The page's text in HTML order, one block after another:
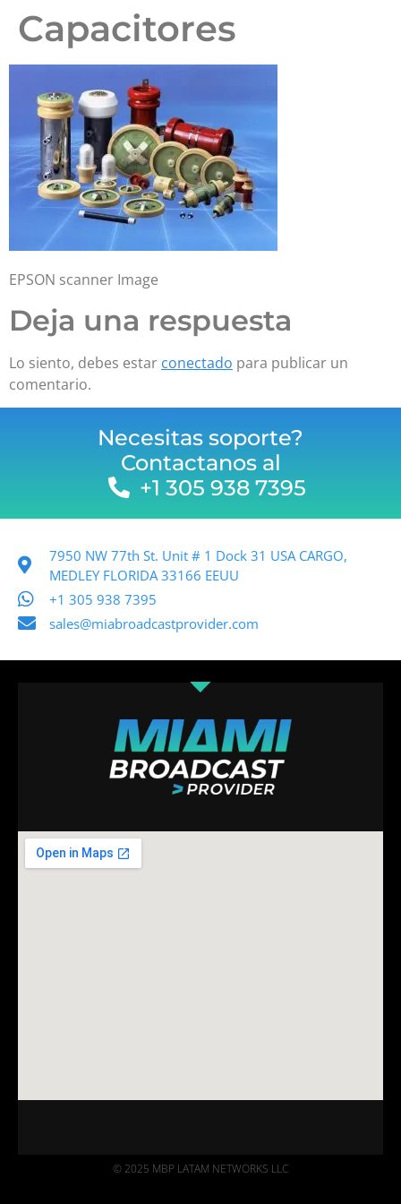
Capacitores
EPSON scanner Image
Deja una respuesta
Lo siento, debes estar conectado para publicar un
comentario.
Necesitas soporte?
Contactanos al
+1 305 938 7395
7950 NW 77th St. Unit # 1 Dock 31 USA CARGO,
MEDLEY FLORIDA 33166 EEUU
+1 305 938 7395
sales@miabroadcastprovider.com
© 2025 MBP LATAM NETWORKS LLC